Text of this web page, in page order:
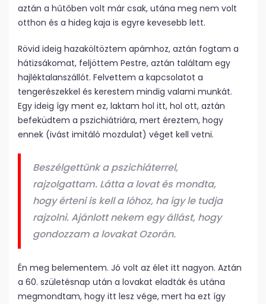
aztán a hűtőben volt már csak, utána meg nem volt
otthon és a hideg kaja is egyre kevesebb lett.
Rövid ideig hazaköltöztem apámhoz, aztán fogtam a
hátizsákomat, feljöttem Pestre, aztán találtam egy
hajléktalanszállót. Felvettem a kapcsolatot a
tengerészekkel és kerestem mindig valami munkát.
Egy ideig így ment ez, laktam hol itt, hol ott, aztán
befeküdtem a pszichiátriára, mert éreztem, hogy
ennek (ivást imitáló mozdulat) véget kell vetni.
Beszélgettünk a pszichiáterrel,
rajzolgattam. Látta a lovat és mondta,
hogy érteni is kell a lóhoz, ha így le tudja
rajzolni. Ajánlott nekem egy állást, hogy
gondozzam a lovakat Ozorán.
Én meg belementem. Jó volt az élet itt nagyon. Aztán
a 60. születésnap után a lovakat eladták és utána
megmondtam, hogy itt lesz vége, mert ha ezt így